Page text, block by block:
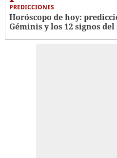
PREDICCIONES
Horóscopo de hoy:
Géminis y los 12 signos del